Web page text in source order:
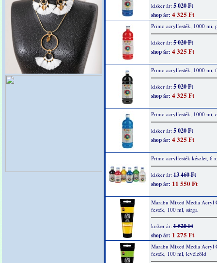
kisker ár:5 020 Ft
shop ár: 4 325 Ft
Primo acrylfesték, 1000 mi,
kisker ár:5 020 Ft
shop ár: 4 325 Ft
Primo acrylfesték, 1000 mi,
kisker ár:5 020 Ft
shop ár: 4 325 Ft
Primo acrylfesték, 1000 mi,
kisker ár:5 020 Ft
shop ár: 4 325 Ft
Primo acrylfesték készlet, 6
kisker ár:13 460 Ft
shop ár: 11 550 Ft
Marabu Mixed Media Acryl
festék, 100 ml, sárga
kisker ár:1 520 Ft
shop ár: 1 275 Ft
Marabu Mixed Media Acryl
festék, 100 ml, levélzöld